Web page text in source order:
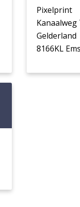
Pixelprint
Kanaalweg
Gelderland
8166KL